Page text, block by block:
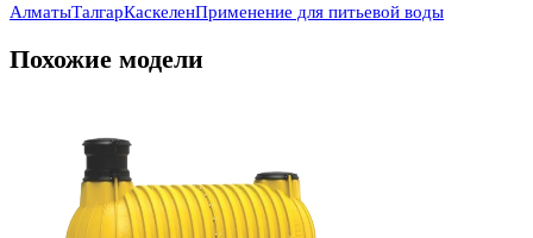
АлматыТалгарКаскеленПрименение для питьевой воды
Похожие модели